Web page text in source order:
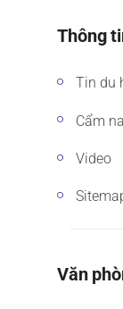
Thông
Tin du
Cẩm
Video
Văn